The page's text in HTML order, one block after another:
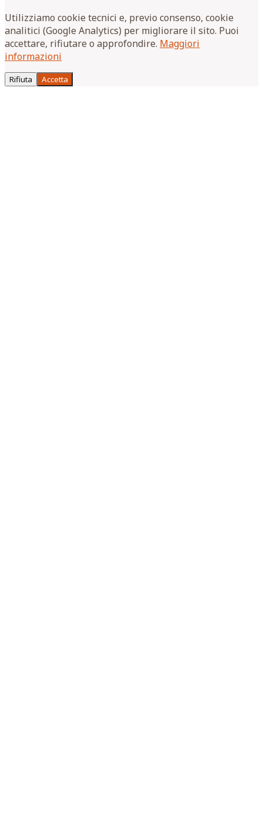
Utilizziamo cookie tecnici e, previo consenso, cookie
analitici (Google Analytics) per migliorare il sito. Puoi
accettare, rifiutare o approfondire. Maggiori
informazioni
Rifiuta Accetta